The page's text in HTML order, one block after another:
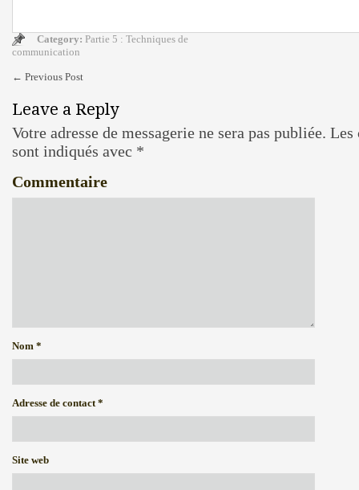
Category: Partie 5 : Techniques de
communication
← Previous Post
Leave a Reply
Votre adresse de messagerie ne sera pas publiée. Les
sont indiqués avec *
Commentaire
Nom *
Adresse de contact*
Site web